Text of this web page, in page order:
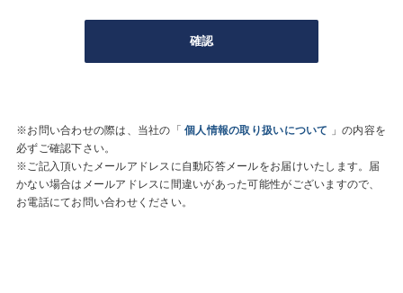
※お問い合わせの際は、当社の「個人情報の取り扱いについて
」の内容を
必ずご確認下さい。
※ご記入頂いたメールアドレスに自動応答メールをお届けいたします。届
かない場合はメールアドレスに間違いがあった可能性がございますので、
お電話にてお問い合わせください。